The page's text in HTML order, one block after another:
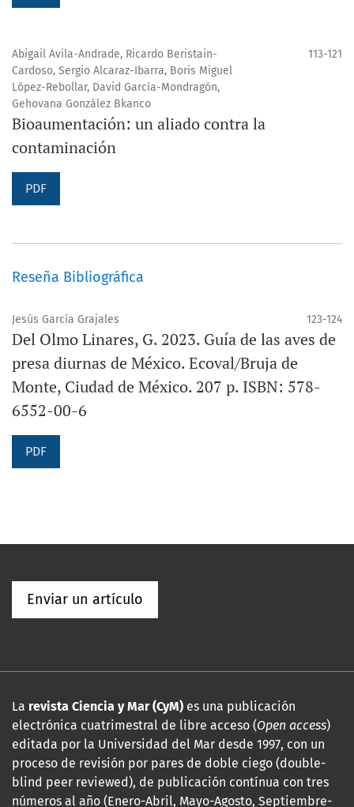
Abigail Avila-Andrade, Ricardo Beristain-
Cardoso, Sergio Alcaraz-Ibarra, Boris Miguel
López-Rebollar, David García-Mondragón,
Gehovana González Bkanco
113-121
Bioaumentación: un aliado contra la
contaminación
PDF
Reseña Bibliográfica
Jesús García Grajales 123-124
Del Olmo Linares, G. 2023. Guía de las aves de
presa diurnas de México. Ecoval/Bruja de
Monte, Ciudad de México. 207 p. ISBN: 578-
6552-00-6
PDF
Enviar un artículo
La revista Ciencia y Mar (CyM) es una publicación
electrónica cuatrimestral de libre acceso (Open access)
editada por la Universidad del Mar desde 1997, con un
proceso de revisión por pares de doble ciego (double-
blind peer reviewed), de publicación contínua con tres
números al año (Enero-Abril, Mayo-Agosto, Septiembre-